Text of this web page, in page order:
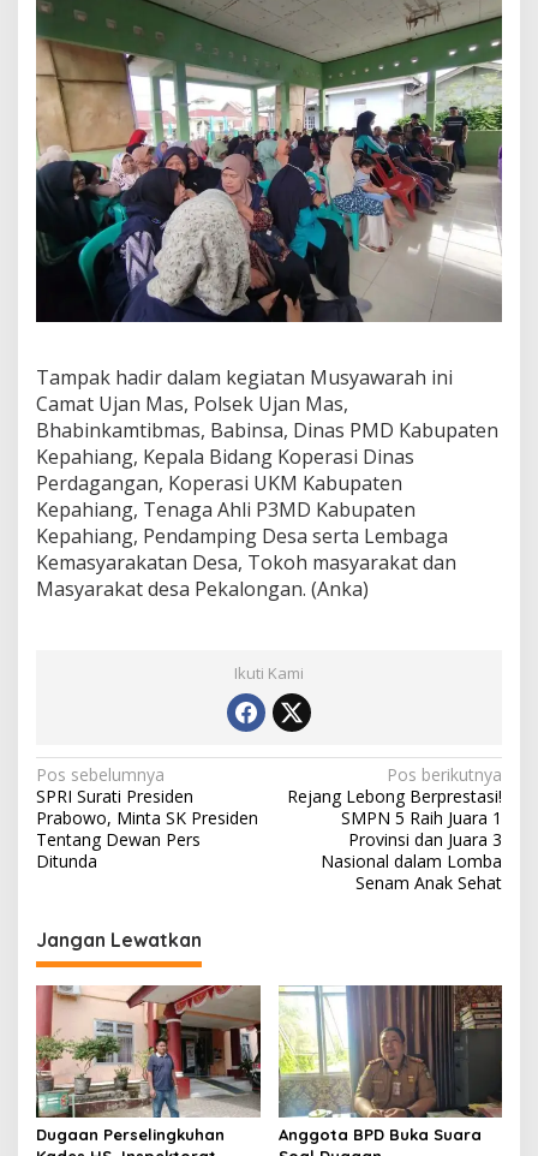
Tampak hadir dalam kegiatan Musyawarah ini
Camat Ujan Mas, Polsek Ujan Mas,
Bhabinkamtibmas, Babinsa, Dinas PMD Kabupaten
Kepahiang, Kepala Bidang Koperasi Dinas
Perdagangan, Koperasi UKM Kabupaten
Kepahiang, Tenaga Ahli P3MD Kabupaten
Kepahiang, Pendamping Desa serta Lembaga
Kemasyarakatan Desa, Tokoh masyarakat dan
Masyarakat desa Pekalongan. (Anka)
Ikuti Kami
Navigasi
pos
Pos sebelumnya
SPRI Surati Presiden
Prabowo, Minta SK Presiden
Tentang Dewan Pers
Ditunda
Pos berikutnya
Rejang Lebong Berprestasi!
SMPN 5 Raih Juara 1
Provinsi dan Juara 3
Nasional dalam Lomba
Senam Anak Sehat
Jangan Lewatkan
Dugaan Perselingkuhan
Anggota BPD Buka Suara